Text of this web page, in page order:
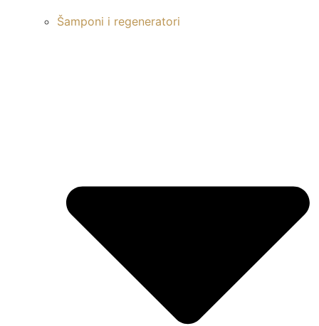
Šamponi i regeneratori